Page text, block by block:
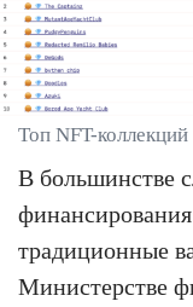
Топ NFT-коллекций
В большинстве
традиционные
Министерстве